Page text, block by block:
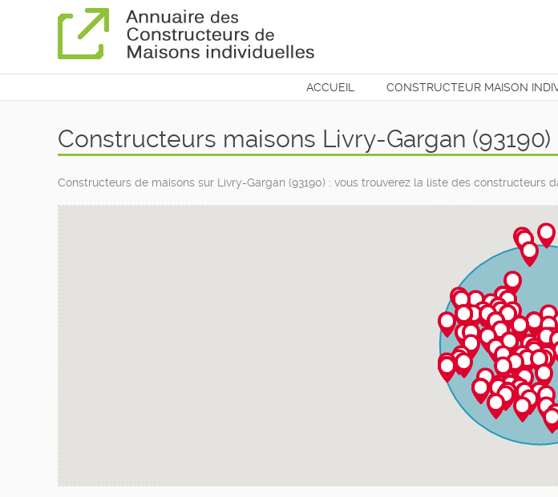
ACCUEIL CONSTRUCTEUR MAISON
Constructeurs maisons Livry-Gargan
Constructeurs de maisons sur Livry-Gargan (93190) : vous trouverez la liste des constructeurs